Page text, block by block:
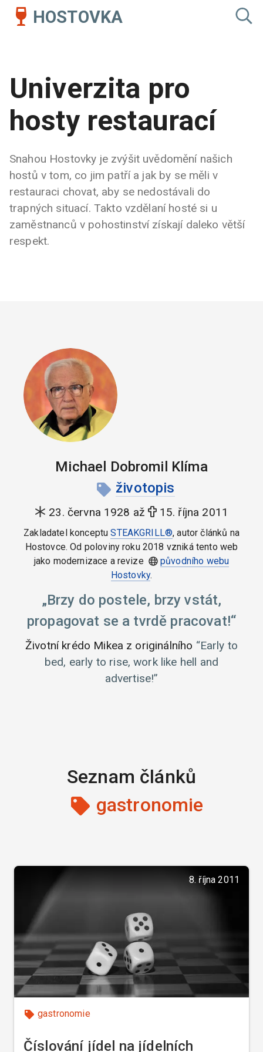
HOSTOVKA
Univerzita pro
hosty restaurací
Snahou Hostovky je zvýšit uvědomění našich
hostů v tom, co jim patří a jak by se měli v
restauraci chovat, aby se nedostávali do
trapných situací. Takto vzdělaní hosté si u
zaměstnanců v pohostinství získají daleko větší
respekt.
Michael Dobromil Klíma
životopis
23. června 1928 až 15. října 2011
Zakladatel konceptuSTEAKGRILL®, autor článků na
Hostovce. Od poloviny roku 2018 vzniká tento web
jako modernizace a revize
původního webu
Hostovky.
Brzy do postele, brzy vstát,
propagovat se a tvrdě pracovat!
Životní krédo Mikea z originálního Early to
bed, early to rise, work like hell and
advertise!
Seznam článků
gastronomie
8. října 2011
gastronomie
Číslování jídel na jídelních